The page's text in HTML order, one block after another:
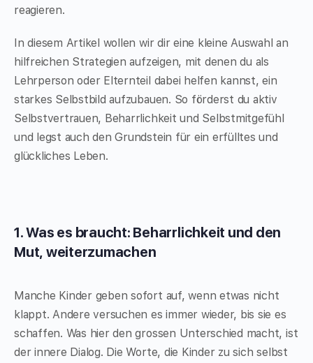
reagieren.
In diesem Artikel wollen wir dir eine kleine Auswahl an
hilfreichen Strategien aufzeigen, mit denen du als
Lehrperson oder Elternteil dabei helfen kannst, ein
starkes Selbstbild aufzubauen. So förderst du aktiv
Selbstvertrauen, Beharrlichkeit und Selbstmitgefühl
und legst auch den Grundstein für ein erfülltes und
glückliches Leben.
1. Was es braucht: Beharrlichkeit und den
Mut, weiterzumachen
Manche Kinder geben sofort auf, wenn etwas nicht
klappt. Andere versuchen es immer wieder, bis sie es
schaffen. Was hier den grossen Unterschied macht, ist
der innere Dialog. Die Worte, die Kinder zu sich selbst